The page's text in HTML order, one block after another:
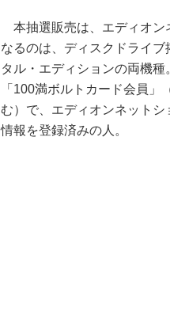
本抽選販売は、エディオン
なるのは、ディスクドライ
タル・エディションの両機種
「100満ボルトカード会員
む）で、エディオンネット
情報を登録済みの人。